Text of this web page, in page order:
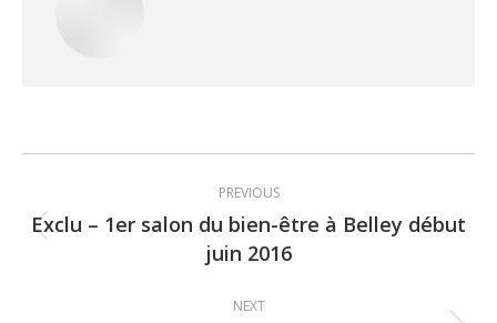
navigation
PREVIOUS
Previous
post:
Exclu – 1er salon du bien-être à Belley début
juin 2016
NEXT